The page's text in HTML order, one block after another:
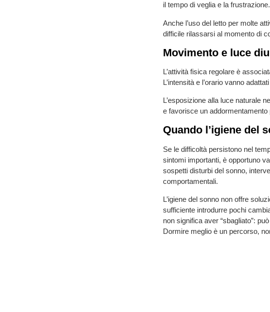
il tempo di veglia e la frustrazione.
Anche l’uso del letto per molte
difficile rilassarsi al momento di
Movimento e luce
L’attività fisica regolare è
L’intensità e l’orario vanno
L’esposizione alla luce naturale
e favorisce un addormentamento
Quando l’igiene del
Se le difficoltà persistono nel
sintomi importanti, è opportuno
sospetti disturbi del sonno,
comportamentali.
L’igiene del sonno non offre
sufficiente introdurre pochi
non significa aver “sbagliato”:
Dormire meglio è un percorso,